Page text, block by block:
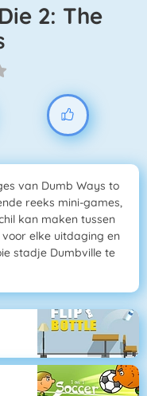
van Dumb Ways to
reeks mini-games,
kan maken tussen
voor elke uitdaging en
stadje Dumbville te